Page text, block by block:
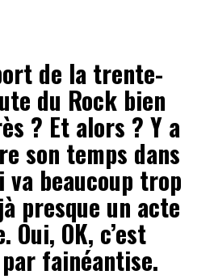
de la trente-
du Rock bien
? Et alors ? Y a
son temps dans
va beaucoup trop
presque un acte
OK, c’est
fainéantise.